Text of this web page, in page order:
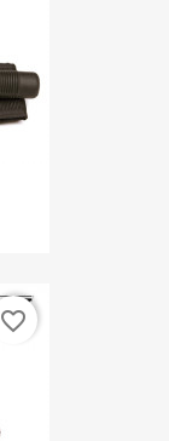
favorite_border